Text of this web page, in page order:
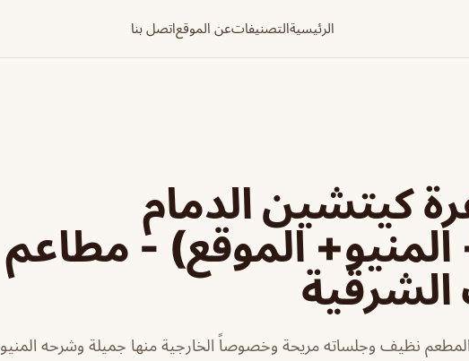
الرئيسيةالتصنيفاتعن الموقعاتصل بنا
كيتشين الدمام
المنيو+ الموقع) - مطاعم
الشرقية
نظيف وجلساته مريحة وخصوصاً الخارجية منها جميلة وشرحه المنيو